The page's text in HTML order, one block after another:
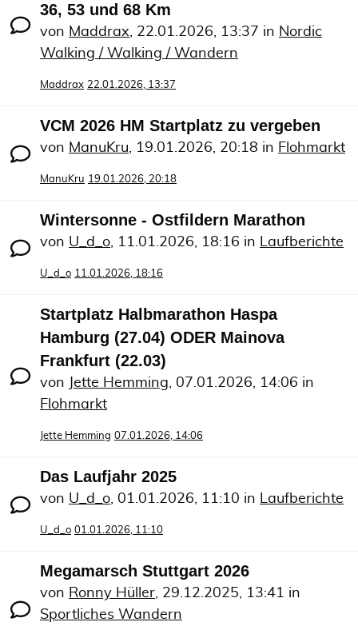
36, 53 und 68 Km
von Maddrax, 22.01.2026, 13:37 in Nordic
Walking / Walking / Wandern
Maddrax 22.01.2026, 13:37
VCM 2026 HM Startplatz zu vergeben
von ManuKru, 19.01.2026, 20:18 in Flohmarkt
ManuKru 19.01.2026, 20:18
Wintersonne - Ostfildern Marathon
von U_d_o, 11.01.2026, 18:16 in Laufberichte
U_d_o 11.01.2026, 18:16
Startplatz Halbmarathon Haspa
Hamburg (27.04) ODER Mainova
Frankfurt (22.03)
von Jette Hemming, 07.01.2026, 14:06 in
Flohmarkt
Jette Hemming 07.01.2026, 14:06
Das Laufjahr 2025
von U_d_o, 01.01.2026, 11:10 in Laufberichte
U_d_o 01.01.2026, 11:10
Megamarsch Stuttgart 2026
von Ronny Hüller, 29.12.2025, 13:41 in
Sportliches Wandern